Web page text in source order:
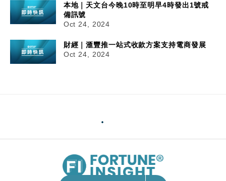
本地｜天文台今晚10時至明早4時發出1號戒
備訊號
Oct 24, 2024
財經｜滙豐推一站式收款方案支持電商發展
Oct 24, 2024